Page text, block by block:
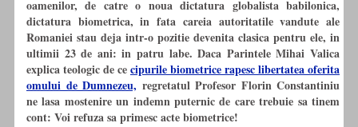
oamenilor, de catre o noua dictatura globalista babilonica,
dictatura biometrica, in fata careia autoritatile vandute ale
Romaniei stau deja intr-o pozitie devenita clasica pentru ele, in
ultimii 23 de ani: in patru labe. Daca Parintele Mihai Valica
explica teologic de cecipurile biometrice rapesc libertatea oferita
omului de Dumnezeu, regretatul Profesor Florin Constantiniu
ne lasa mostenire un indemn puternic de care trebuie sa tinem
cont: Voi refuza sa primesc acte biometrice!